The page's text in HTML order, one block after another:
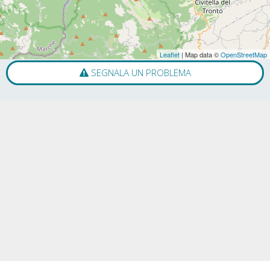
Leaflet | Map data ©OpenStreetMap
SEGNALA UN PROBLEMA